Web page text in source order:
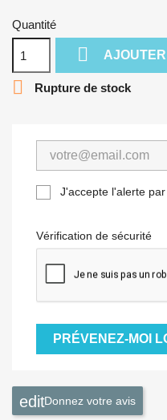
Quantité

 Rupture de stock
J'accepte l'alerte
Vérification de sécurité
PRÉVENEZ-MOI
Donnez votre avis